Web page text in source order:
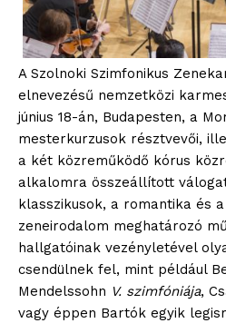
A Szolnoki Szimfonikus
elnevezésű nemzetközi
június 18-án, Budapesten, a
mesterkurzusok résztvevői,
a két közreműködő kórus
alkalomra összeállított
klasszikusok, a romantika és a
zeneirodalom meghatározó
hallgatóinak vezényletével
csendülnek fel, mint például
Mendelssohn V. szimfóniája,
vagy éppen Bartók egyik